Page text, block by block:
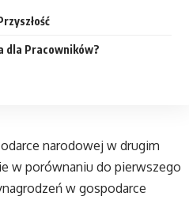
dla Pracowników?
narodowej w drugim
w porównaniu do pierwszego
w gospodarce